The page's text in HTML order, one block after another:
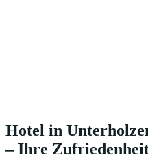
Hotel in
– Ihre